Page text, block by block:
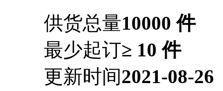
供货总量10000 件
最少起订≥ 10 件
更新时间2021-08-26